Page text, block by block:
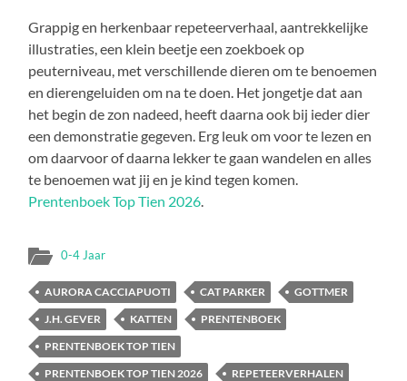
Grappig en herkenbaar repeteerverhaal, aantrekkelijke
illustraties, een klein beetje een zoekboek op
peuterniveau, met verschillende dieren om te benoemen
en dierengeluiden om na te doen. Het jongetje dat aan
het begin de zon nadeed, heeft daarna ook bij ieder dier
een demonstratie gegeven. Erg leuk om voor te lezen en
om daarvoor of daarna lekker te gaan wandelen en alles
te benoemen wat jij en je kind tegen komen.
Prentenboek Top Tien 2026
0-4 Jaar
AURORA CACCIAPUOTI CAT PARKER
GOTTMER
J.H. GEVER
KATTEN
PRENTENBOEK
PRENTENBOEK TOP TIEN
PRENTENBOEK TOP TIEN 2026
REPETEERVERHALEN